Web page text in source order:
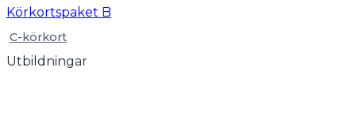
Körkortspaket B
C-körkort
Utbildningar